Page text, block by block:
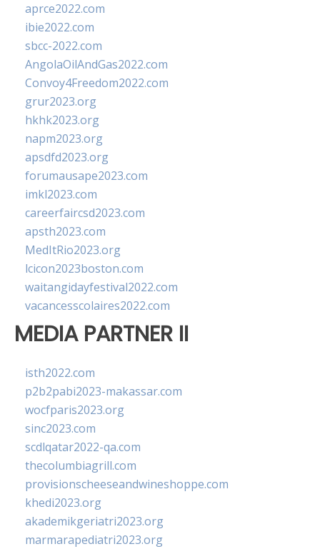
aprce2022.com
ibie2022.com
sbcc-2022.com
AngolaOilAndGas2022.com
Convoy4Freedom2022.com
grur2023.org
hkhk2023.org
napm2023.org
apsdfd2023.org
forumausape2023.com
imkl2023.com
careerfaircsd2023.com
apsth2023.com
MedItRio2023.org
lcicon2023boston.com
waitangidayfestival2022.com
vacancesscolaires2022.com
MEDIA PARTNER II
isth2022.com
p2b2pabi2023-makassar.com
wocfparis2023.org
sinc2023.com
scdlqatar2022-qa.com
thecolumbiagrill.com
provisionscheeseandwineshoppe.com
khedi2023.org
akademikgeriatri2023.org
marmarapediatri2023.org